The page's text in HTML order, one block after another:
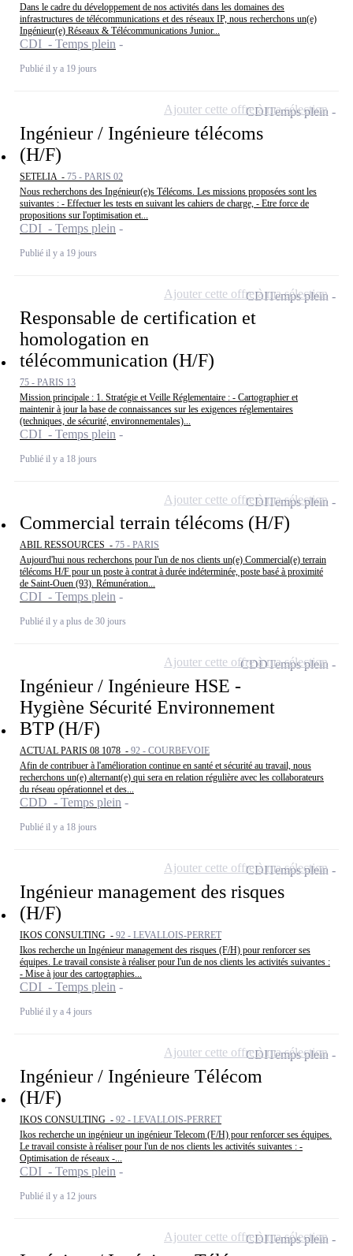
Dans le cadre du développement de nos activités dans les domaines des
infrastructures de télécommunications et des réseaux IP, nous recherchons un(e)
Ingénieur(e) Réseaux & Télécommunications Junior...
CDI - Temps plein
Publié il y a 19 jours
Ingénieur / Ingénieure télécoms
(H/F)
SETELIA - 75 - PARIS 02
Nous recherchons des Ingénieur(e)s Télécoms. Les missions proposées sont les
suivantes : - Effectuer les tests en suivant les cahiers de charge, - Etre force de
propositions sur l'optimisation et...
CDI - Temps plein
Publié il y a 19 jours
CDITemps plein
Ajouter cette offre à ma sélection
Responsable de certification et
homologation en
télécommunication (H/F)
75 - PARIS 13
Mission principale : 1. Stratégie et Veille Réglementaire : - Cartographier et
maintenir à jour la base de connaissances sur les exigences réglementaires
(techniques, de sécurité, environnementales)...
CDI - Temps plein
Publié il y a 18 jours
CDITemps plein
Ajouter cette offre à ma sélection
Commercial terrain télécoms (H/F)
ABIL RESSOURCES - 75 - PARIS
Aujourd'hui nous recherchons pour l'un de nos clients un(e) Commercial(e) terrain
télécoms H/F pour un poste à contrat à durée indéterminée, poste basé à proximité
de Saint-Ouen (93). Rémunération...
CDI - Temps plein
Publié il y a plus de 30 jours
CDITemps plein
Ajouter cette offre à ma sélection
Ingénieur / Ingénieure HSE -
Hygiène Sécurité Environnement
BTP (H/F)
ACTUAL PARIS 08 1078 - 92 - COURBEVOIE
Afin de contribuer à l'amélioration continue en santé et sécurité au travail, nous
recherchons un(e) alternant(e) qui sera en relation régulière avec les collaborateurs
du réseau opérationnel et des...
CDD - Temps plein
Publié il y a 18 jours
CDDTemps plein
Ajouter cette offre à ma sélection
Ingénieur management des risques
(H/F)
IKOS CONSULTING - 92 - LEVALLOIS-PERRET
Ikos recherche un Ingénieur management des risques (F/H) pour renforcer ses
équipes. Le travail consiste à réaliser pour l'un de nos clients les activités suivantes :
- Mise à jour des cartographies...
CDI - Temps plein
Publié il y a 4 jours
CDITemps plein
Ajouter cette offre à ma sélection
Ingénieur / Ingénieure Télécom
(H/F)
IKOS CONSULTING - 92 - LEVALLOIS-PERRET
Ikos recherche un ingénieur un ingénieur Telecom (F/H) pour renforcer ses équipes.
Le travail consiste à réaliser pour l'un de nos clients les activités suivantes : -
Optimisation de réseaux -...
CDI - Temps plein
Publié il y a 12 jours
CDITemps plein
Ajouter cette offre à ma sélection
CDITemps plein
Ajouter cette offre à ma sélection